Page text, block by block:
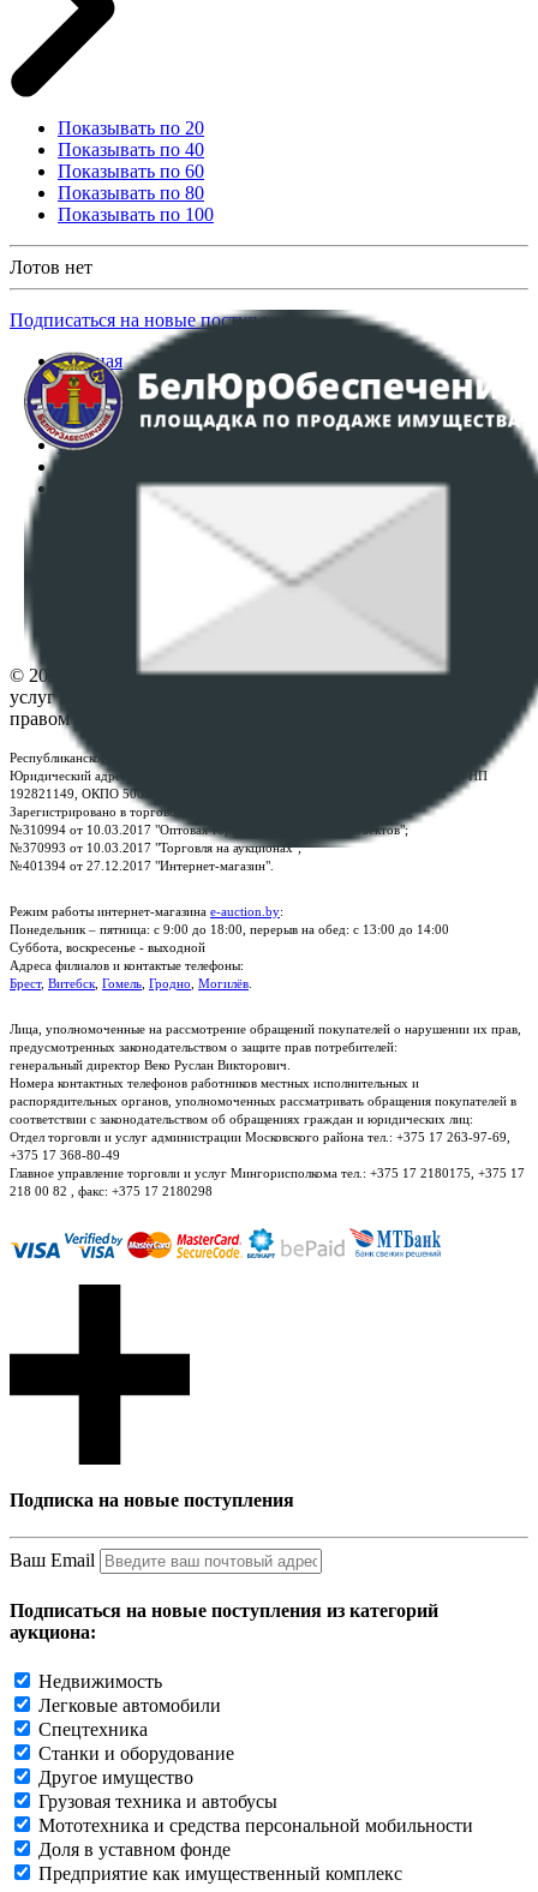
Показывать по 20
Показывать по 40
Показывать по 60
Показывать по 80
Показывать по 100
Лотов нет
Подписаться на новые поступления
Главная
Аукционы
Интернет-магазин
Регламент организации и проведения торгов
Политика в отношении обработки персональных
ПОЛОЖЕНИЕ О ПОЛИТИКЕ ОБРАБОТКИ COOKIE-
Настройки cookie-файлов
© 2026 Республиканское унитарное предприятие по оказанию
услуг "БелЮрОбеспечение" - Все права защищены авторским
правом
Республиканское унитарное предприятие по оказанию услуг "БелЮрОбеспечение"
Юридический адрес: г. Минск, пр-т. Дзержинского, 1Б, e-mail:
, УНП
192821149, ОКПО 500111895000
Зарегистрировано в торговом реестре Республики Беларусь:
№310994 от 10.03.2017 "Оптовая торговля без торговых объектов";
№370993 от 10.03.2017 "Торговля на аукционах";
№401394 от 27.12.2017 "Интернет-магазин".
Режим работы интернет-магазина e-auction.by:
Понедельник – пятница: с 9:00 до 18:00, перерыв на обед: с 13:00 до 14:00
Суббота, воскресенье - выходной
Адреса филиалов и контактые телефоны:
Брест, Витебск Гомель Гродно Могилёв
Лица, уполномоченные на рассмотрение обращений покупателей о нарушении их прав,
предусмотренных законодательством о защите прав потребителей:
генеральный директор Веко Руслан Викторович.
Номера контактных телефонов работников местных исполнительных и
распорядительных органов, уполномоченных рассматривать обращения покупателей в
соответствии с законодательством об обращениях граждан и юридических лиц:
Отдел торговли и услуг администрации Московского района тел.: +375 17 263-97-69,
+375 17 368-80-49
Главное управление торговли и услуг Мингорисполкома тел.: +375 17 2180175, +375 17
218 00 82 , факс: +375 17 2180298
Подписка на новые поступления
Ваш Email
Подписаться на новые поступления из категорий
аукциона:
Недвижимость
Легковые автомобили
Спецтехника
Станки и оборудование
Другое имущество
Грузовая техника и автобусы
Мототехника и средства персональной мобильности
Доля в уставном фонде
Предприятие как имущественный комплекс